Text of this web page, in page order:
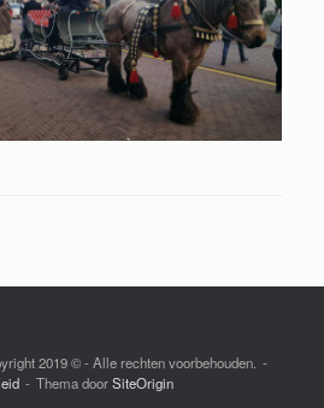
2019 © - Alle rechten voorbehouden.
Thema doorSiteOrigin